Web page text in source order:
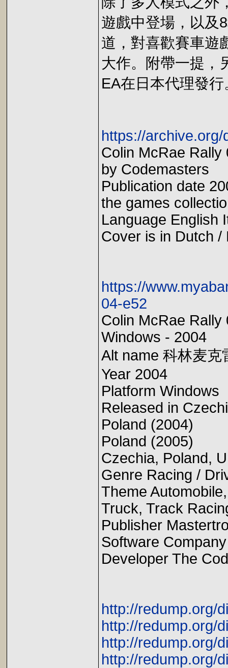
遊戲中登場，以及
道，對喜歡賽車遊
大作。附帶一提，
EA在日本代理發行
https://
Colin McRae
by Codemasters
Publication date
the games
Language English
Cover is in Dutch /
https://
04-e52
Colin McRae Rally
Windows - 2004
Alt name 科林麦克
Year 2004
Platform Windows
Released in
Poland (2004)
Poland (2005)
Czechia, Poland,
Genre Racing /
Theme
Truck, Track
Publisher
Software
Developer The
http://redump.org/
http://redump.org/
http://redump.org/
http://redump.org/